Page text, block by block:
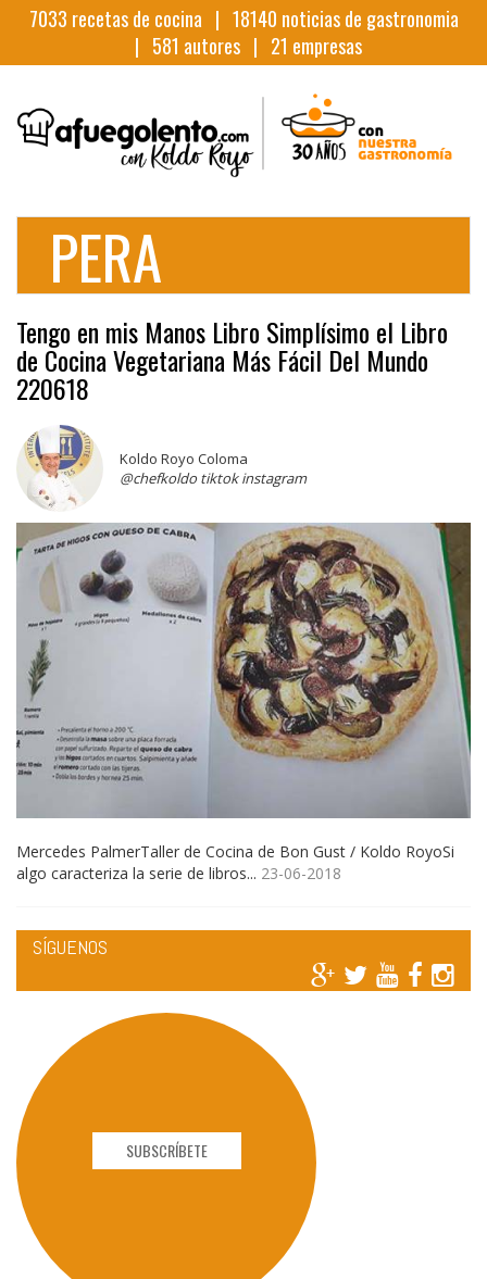
7033 recetas de cocina | 18140 noticias de gastronomia
| 581 autores | 21 empresas
PERA
Tengo en mis Manos Libro Simplísimo el Libro
de Cocina Vegetariana Más Fácil Del Mundo
220618
Koldo Royo Coloma
@chefkoldo tiktok instagram
Mercedes PalmerTaller de Cocina de Bon Gust / Koldo RoyoSi
algo caracteriza la serie de libros... 23-06-2018
SÍGUENOS
SUBSCRÍBETE